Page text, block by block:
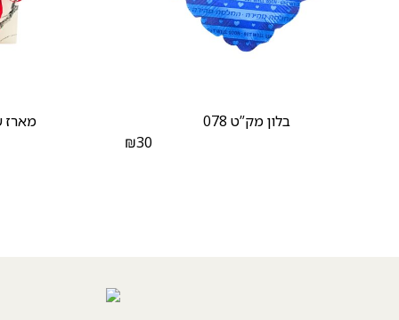
בלון מק”ט 078
₪30
מארז